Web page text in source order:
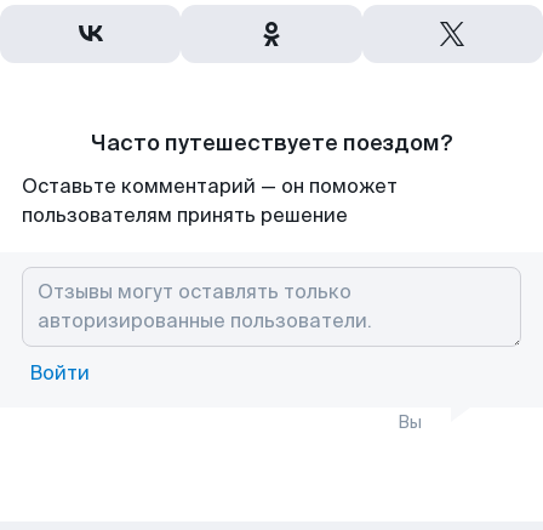
Часто путешествуете поездом?
Оставьте комментарий — он поможет
пользователям принять решение
Войти
Вы